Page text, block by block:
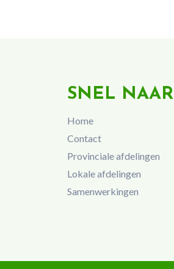
SNEL NAAR
Home
Contact
Provinciale afdelingen
Lokale afdelingen
Samenwerkingen